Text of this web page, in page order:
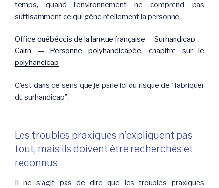
temps, quand l’environnement ne comprend pas
suffisamment ce qui gêne réellement la personne.
Office québécois de la langue française — Surhandicap
Cairn — Personne polyhandicapée, chapitre sur le
polyhandicap
C’est dans ce sens que je parle ici du risque de “fabriquer
du surhandicap”.
Les troubles praxiques n’expliquent pas
tout, mais ils doivent être recherchés et
reconnus
Il ne s’agit pas de dire que les troubles praxiques